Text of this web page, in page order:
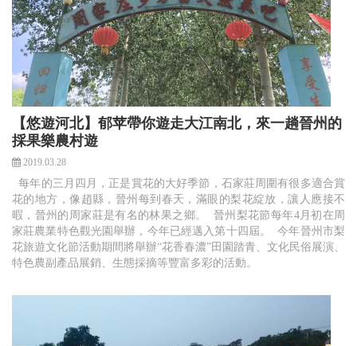
【悠遊河北】郁苹帶你遊走大江南北，來一趟晉州的
採果樂農村遊
2019.03.28
每年的三月四月，正是賞花的大好季節，石家莊周圍有很多適合賞
花的地方，像趙縣，晉州每到春天，滿眼的梨花綻放，讓人應接不
暇，晉州的周家莊是有名的林果之鄉。 晉州梨花節每年4月初在周
家莊農業特色觀光園舉辦，今年已經邁入第十四屆。 今年晉州市梨
花旅遊文化節活動期間將舉辦“花香春濃”田園踏青、文化民俗展演、
特色農副產品展銷、生態採摘等豐富多彩的活動。